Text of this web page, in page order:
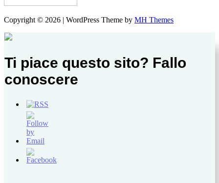
Copyright © 2026 | WordPress Theme by MH Themes
Ti piace questo sito? Fallo
conoscere